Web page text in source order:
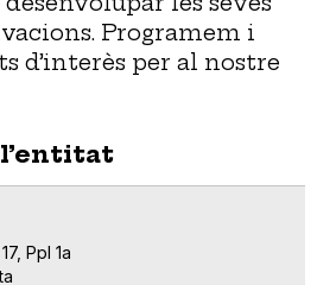
Programem i
d’interès per al nostre
Ppl 1a